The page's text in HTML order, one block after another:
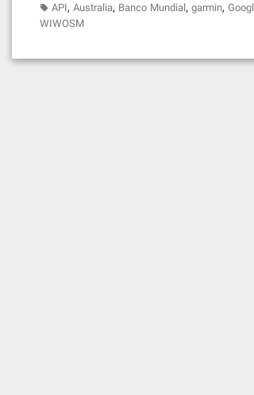
API, Australia, Banco Mundial, garmin,
WIWOSM